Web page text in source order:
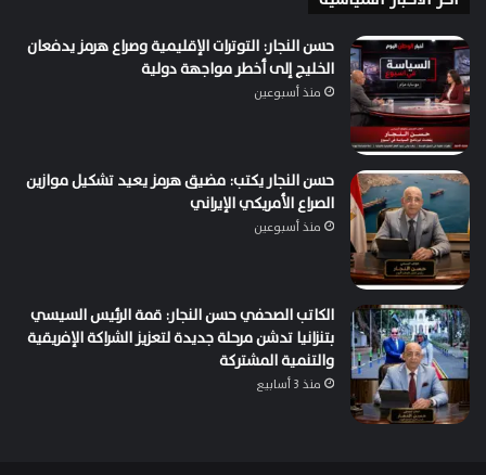
حسن النجار: التوترات الإقليمية وصراع هرمز يدفعان
الخليج إلى أخطر مواجهة دولية
منذ أسبوعين
حسن النجار يكتب: مضيق هرمز يعيد تشكيل موازين
الصراع الأمريكي الإيراني
منذ أسبوعين
الكاتب الصحفي حسن النجار: قمة الرئيس السيسي
بتنزانيا تدشن مرحلة جديدة لتعزيز الشراكة الإفريقية
والتنمية المشتركة
منذ 3 أسابيع